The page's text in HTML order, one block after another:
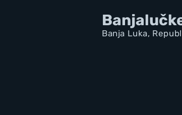
Banja Luka,